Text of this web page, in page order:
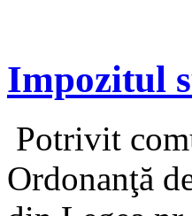
Impozitul
Potrivit
Ordonanţă